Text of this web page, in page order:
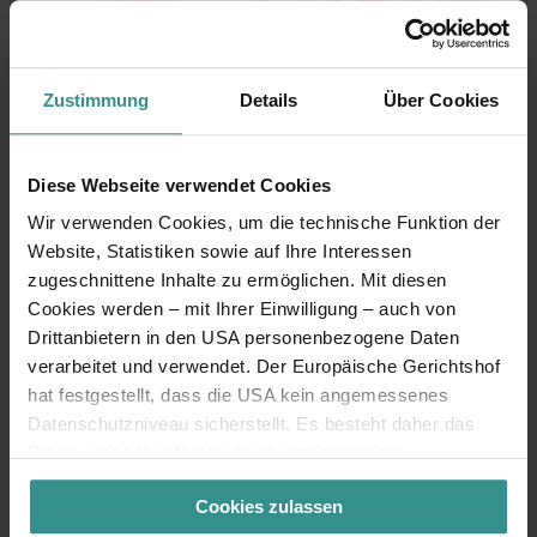
Zustimmung Details Über Cookies
Diese Webseite verwendet Cookies
Wir verwenden Cookies, um die technische Funktion der
Website, Statistiken sowie auf Ihre Interessen
zugeschnittene Inhalte zu ermöglichen. Mit diesen
Cookies werden – mit Ihrer Einwilligung – auch von
Drittanbietern in den USA personenbezogene Daten
verarbeitet und verwendet. Der Europäische Gerichtshof
hat festgestellt, dass die USA kein angemessenes
Datenschutzniveau sicherstellt. Es besteht daher das
Anordnungen gegenüber den Drittanbietern (z.B. Google,
Meta) dem Zugriff durch US-Behörden zu Kontroll- und
Cookies zulassen
Nox und Nixi
Die beiden Wassernixen leben in den
Thermalquellen inBad Kleinkirchheim. Den
Winter verbringen sie im
Schneeparadiesringsum. Ihre Kidsslope am
Sonnenleitenlift ist ein Abenteuerspielplatz mit
Kurven, Figuren und kleinen Aufgaben.